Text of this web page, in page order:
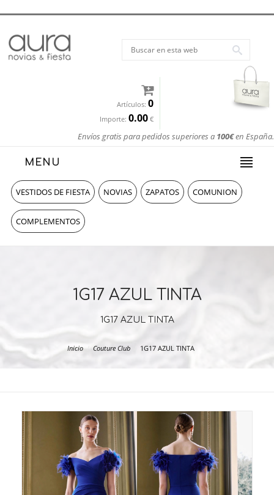
Artículos: 0
Importe: 0.00 €
Envíos gratis para pedidos superiores a 100€en España.
MENU
VESTIDOS DE FIESTA NOVIAS ZAPATOS COMUNION
COMPLEMENTOS
1G17 AZUL TINTA
1G17 AZUL TINTA
Inicio Couture Club 1G17 AZUL TINTA